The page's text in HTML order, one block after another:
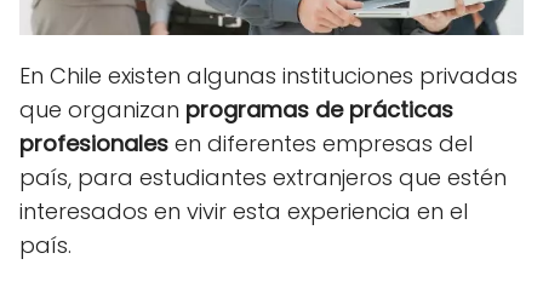
En Chile existen algunas instituciones privadas
que organizan programas de prácticas
profesionales en diferentes empresas del
país, para estudiantes extranjeros que estén
interesados en vivir esta experiencia en el
país.